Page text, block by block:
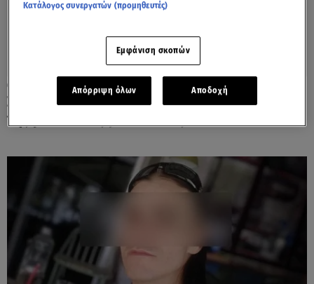
Σάλος στη Νορβηγία - Συνελήφθη ο γιος
της μέλλουσας βασίλισσας
Κατάλογος συνεργατών (προμηθευτές)
Εμφάνιση σκοπών
Απόρριψη όλων Αποδοχή